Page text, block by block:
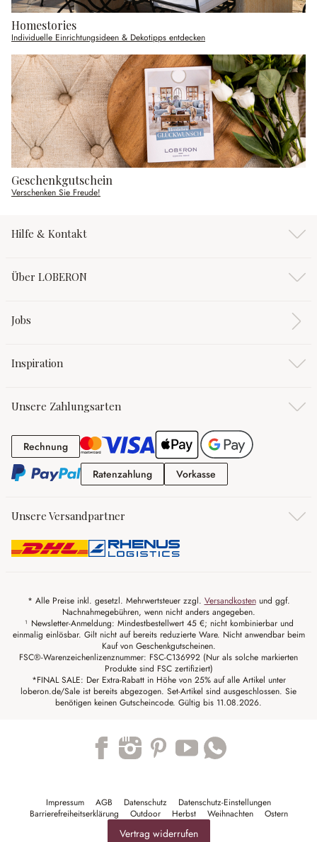
Homestories
Individuelle Einrichtungsideen & Dekotipps entdecken
Geschenkgutschein
Verschenken Sie Freude!
Hilfe & Kontakt
Über LOBERON
Jobs
Inspiration
Unsere Zahlungsarten
RechnungRechnung
RatenzahlungRatenzahlung
Vorkasse
Unsere Versandpartner
* Alle Preise inkl. gesetzl. Mehrwertsteuer zzgl. Versandkostenund ggf.
Nachnahmegebühren, wenn nicht anders angegeben.
¹ Newsletter-Anmeldung: Mindestbestellwert 45 €; nicht kombinierbar und
einmalig einlösbar. Gilt nicht auf bereits reduzierte Ware. Nicht anwendbar beim
Kauf von Geschenkgutscheinen.
FSC®-Warenzeichenlizenznummer: FSC-C136992 (Nur als solche markierten
Produkte sind FSC zertifiziert)
*FINAL SALE: Der Extra-Rabatt in Höhe von 25% auf alle Artikel unter
loberon.de/Sale ist bereits abgezogen. Set-Artikel sind ausgeschlossen. Sie
benötigen keinen Gutscheincode. Gültig bis 11.08.2026.
Impressum AGB Datenschutz
Datenschutz-Einstellungen
Barrierefreiheitserklärung
Outdoor Herbst Weihnachten Ostern
Vertrag widerrufen